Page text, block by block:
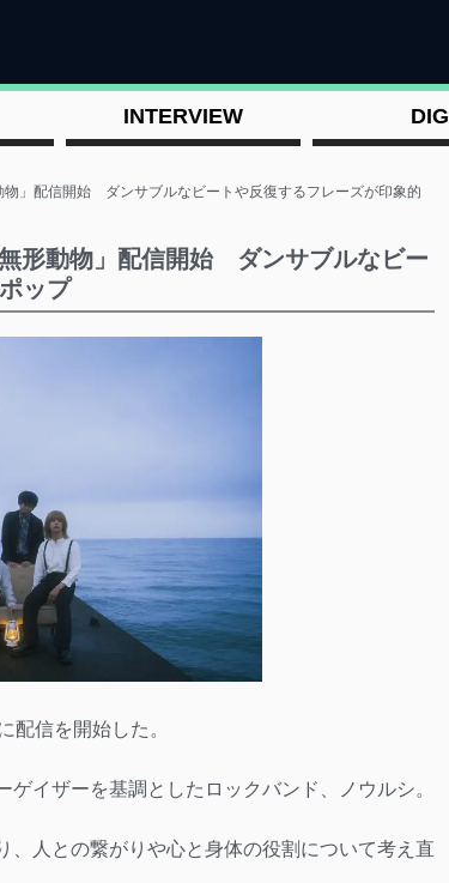
INTERVIEW DIG
」配信開始 ダンサブルなビートや反復するフレーズが印象的
形動物」配信開始 ダンサブルなビー
ップ
配信を開始した。
イザーを基調としたロックバンド、ノウルシ。
人との繋がりや心と身体の役割について考え直